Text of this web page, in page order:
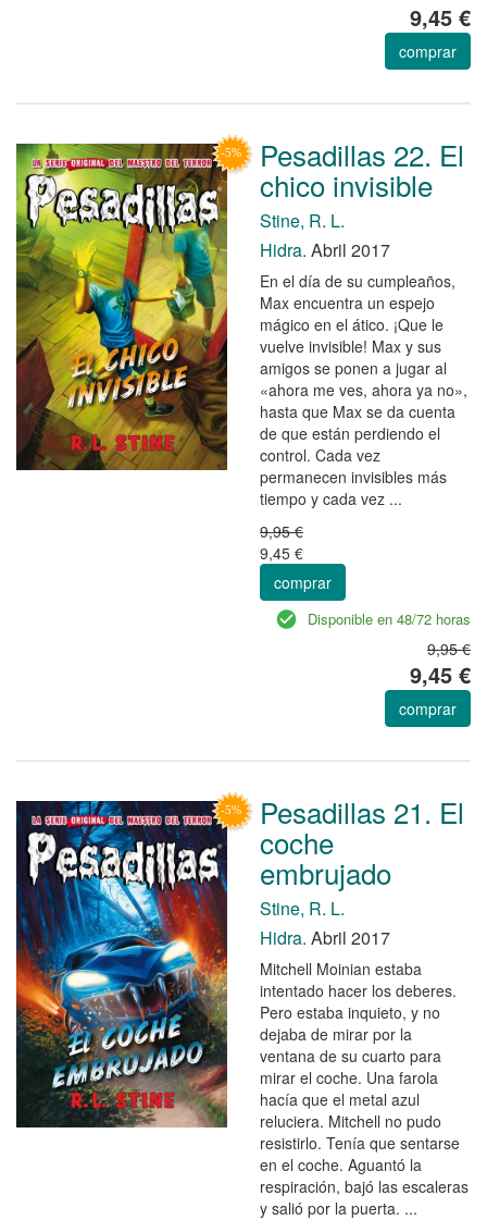
9,45 €
comprar
Pesadillas 22. El
chico invisible
Stine, R. L.
Hidra. Abril 2017
En el día de su cumpleaños,
Max encuentra un espejo
mágico en el ático. ¡Que le
vuelve invisible! Max y sus
amigos se ponen a jugar al
«ahora me ves, ahora ya no»,
hasta que Max se da cuenta
de que están perdiendo el
control. Cada vez
permanecen invisibles más
tiempo y cada vez ...
9,95 €
9,45 €
comprar
Disponible en 48/72 horas
9,95 €
9,45 €
comprar
Pesadillas 21. El
coche
embrujado
Stine, R. L.
Hidra. Abril 2017
Mitchell Moinian estaba
intentado hacer los deberes.
Pero estaba inquieto, y no
dejaba de mirar por la
ventana de su cuarto para
mirar el coche. Una farola
hacía que el metal azul
reluciera. Mitchell no pudo
resistirlo. Tenía que sentarse
en el coche. Aguantó la
respiración, bajó las escaleras
y salió por la puerta. ...